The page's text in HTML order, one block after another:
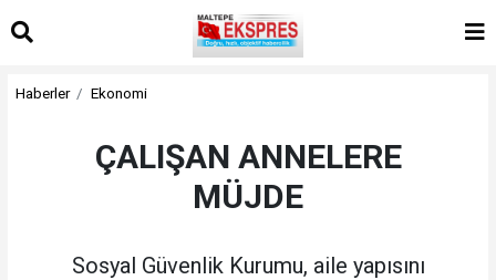
Haberler Ekonomi
ÇALIŞAN ANNELERE
MÜJDE
Sosyal Güvenlik Kurumu, aile yapısını